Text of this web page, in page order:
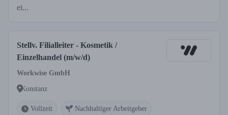
ei...
Stellv. Filialleiter - Kosmetik /
Einzelhandel (m/w/d)
Workwise GmbH
Konstanz
Vollzeit Nachhaltiger Arbeitgeber